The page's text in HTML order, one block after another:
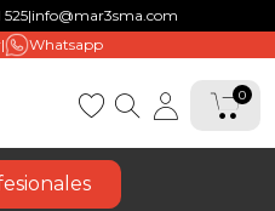
525|info@mar3sma.com
| Whatsapp
0
MEDALL.MOUS.